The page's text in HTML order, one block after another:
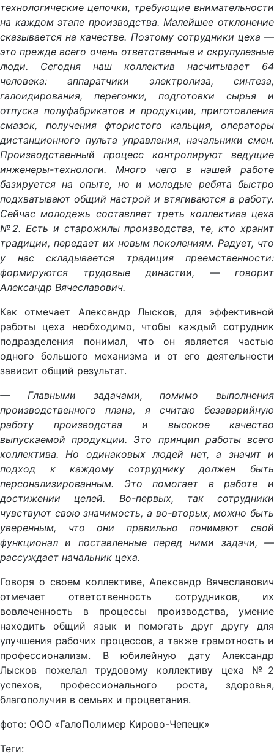
технологические цепочки, требующие внимательности
на каждом этапе производства. Малейшее отклонение
сказывается на качестве. Поэтому сотрудники цеха —
это прежде всего очень ответственные и скрупулезные
люди. Сегодня наш коллектив насчитывает 64
человека: аппаратчики электролиза, синтеза,
галоидирования, перегонки, подготовки сырья и
отпуска полуфабрикатов и продукции, приготовления
смазок, получения фтористого кальция, операторы
дистанционного пульта управления, начальники смен.
Производственный процесс контролируют ведущие
инженеры-технологи. Много чего в нашей работе
базируется на опыте, но и молодые ребята быстро
подхватывают общий настрой и втягиваются в работу.
Сейчас молодежь составляет треть коллектива цеха
№2. Есть и старожилы производства, те, кто хранит
традиции, передает их новым поколениям. Радует, что
у нас складывается традиция преемственности:
формируются трудовые династии, — говорит
Александр Вячеславович.
Как отмечает Александр Лысков, для эффективной
работы цеха необходимо, чтобы каждый сотрудник
подразделения понимал, что он является частью
одного большого механизма и от его деятельности
зависит общий результат.
— Главными задачами, помимо выполнения
производственного плана, я считаю безаварийную
работу производства и высокое качество
выпускаемой продукции. Это принцип работы всего
коллектива. Но одинаковых людей нет, а значит и
подход к каждому сотруднику должен быть
персонализированным. Это помогает в работе и
достижении целей. Во-первых, так сотрудники
чувствуют свою значимость, а во-вторых, можно быть
уверенным, что они правильно понимают свой
функционал и поставленные перед ними задачи, —
рассуждает начальник цеха.
Говоря о своем коллективе, Александр Вячеславович
отмечает ответственность сотрудников, их
вовлеченность в процессы производства, умение
находить общий язык и помогать друг другу для
улучшения рабочих процессов, а также грамотность и
профессионализм. В юбилейную дату Александр
Лысков пожелал трудовому коллективу цеха №2
успехов, профессионального роста, здоровья,
благополучия в семьях и процветания.
фото: ООО «ГалоПолимер Кирово-Чепецк»
Теги: